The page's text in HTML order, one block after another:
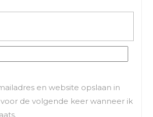
en website opslaan in
de volgende keer wanneer ik